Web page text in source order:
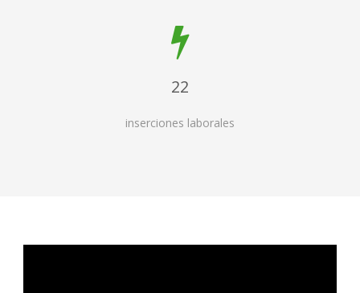
22
inserciones laborales